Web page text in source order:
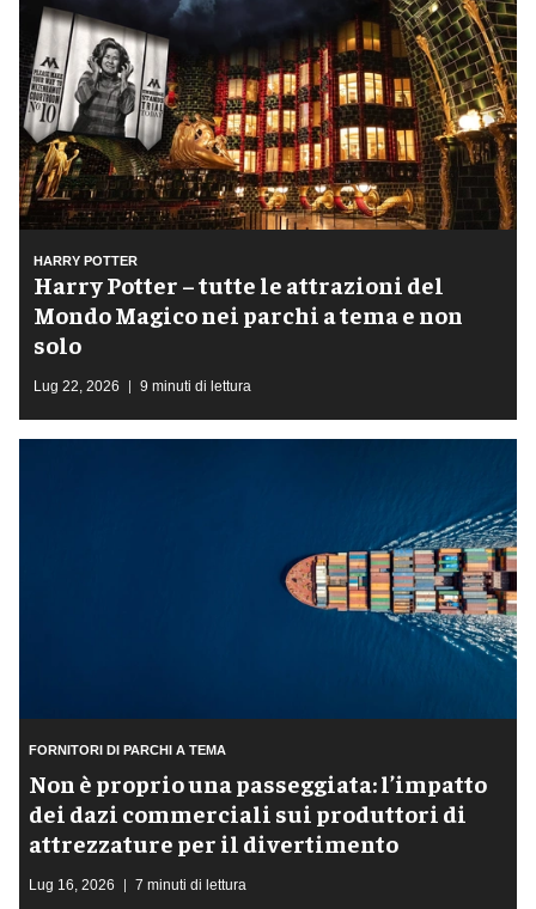
HARRY POTTER
Harry Potter – tutte le attrazioni del
Mondo Magico nei parchi a tema e non
solo
Lug 22, 2026 9 minuti di lettura
FORNITORI DI PARCHI A TEMA
Non è proprio una passeggiata: l’impatto
dei dazi commerciali sui produttori di
attrezzature per il divertimento
Lug 16, 2026 7 minuti di lettura